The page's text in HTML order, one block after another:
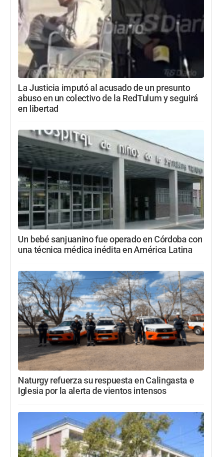
La Justicia imputó al acusado de un presunto
abuso en un colectivo de la RedTulum y seguirá
en libertad
Un bebé sanjuanino fue operado en Córdoba con
una técnica médica inédita en América Latina
Naturgy refuerza su respuesta en Calingasta e
Iglesia por la alerta de vientos intensos